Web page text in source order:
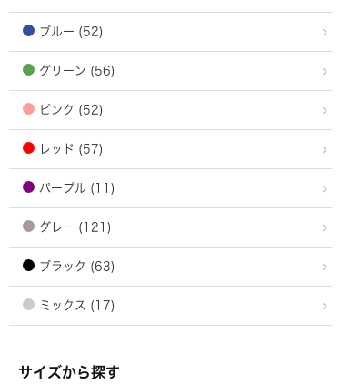
ブルー (52)
グリーン (56)
ピンク (52)
レッド (57)
パープル (11)
グレー (121)
ブラック (63)
ミックス (17)
サイズから探す